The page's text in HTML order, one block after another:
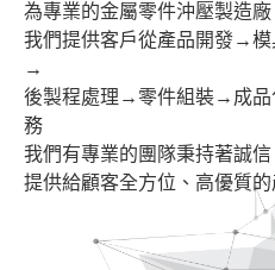
為專業的金屬零件沖壓製造廠
我們提供客戶從產品開發→
→
後製程處理→零件組裝→成品
務
我們有專業的團隊秉持著誠
提供給顧客全方位、高優質的